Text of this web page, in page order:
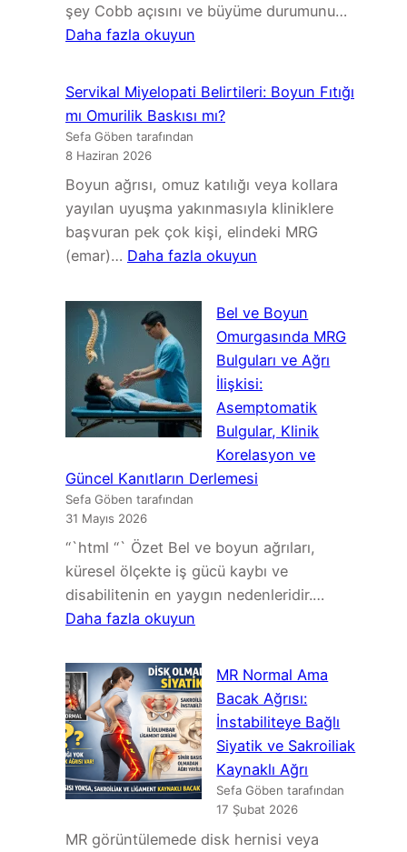
şey Cobb açısını ve büyüme durumunu…
Daha fazla okuyun
Var:
Ne
Adım
Adım
Aile
Rehberi
Servikal Miyelopati Belirtileri: Boyun Fıtığı
mı Omurilik Baskısı mı?
Sefa Göben tarafından
8 Haziran 2026
Boyun ağrısı, omuz katılığı veya kollara
yayılan uyuşma yakınmasıyla kliniklere
başvuran pek çok kişi, elindeki MRG
(emar)… Daha fazla okuyun
Belirtileri:
Boyun
Fıtığı
mı
Omurilik
Baskısı
mı?
Bel ve Boyun
Omurgasında MRG
Bulguları ve Ağrı
İlişkisi:
Asemptomatik
Bulgular, Klinik
Korelasyon ve
Güncel Kanıtların Derlemesi
Sefa Göben tarafından
31 Mayıs 2026
“`html “` Özet Bel ve boyun ağrıları,
küresel ölçekte iş gücü kaybı ve
disabilitenin en yaygın nedenleridir.…
Daha fazla okuyun
ve
Boyun
Omurgasında
MRG
Bulguları
ve
Ağrı
İlişkisi:
MR Normal Ama
Bacak Ağrısı:
İnstabiliteye Bağlı
Siyatik ve Sakroiliak
Kaynaklı Ağrı
Sefa Göben tarafından
17 Şubat 2026
MR görüntülemede disk hernisi veya